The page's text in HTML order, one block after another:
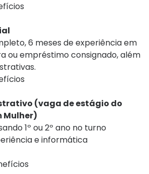
6 meses de experiência em
ou empréstimo consignado, além
(vaga de estágio do
Mulher)
1º ou 2º ano no turno
e informática